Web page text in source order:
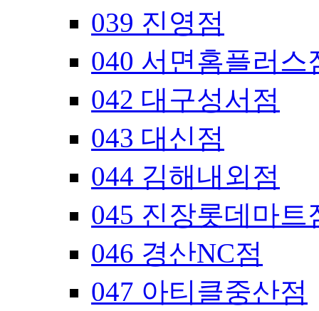
039 진영점
040 서면홈플러스
042 대구성서점
043 대신점
044 김해내외점
045 진장롯데마트
046 경산NC점
047 아티클중산점